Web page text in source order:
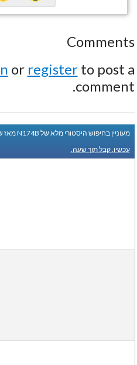
Comments
or registerto post a
comment.
מעוניין בחיפוש היסטורי מלא של N174B מאז שנת 1998?
עכשיו. קבל תוך שעה.